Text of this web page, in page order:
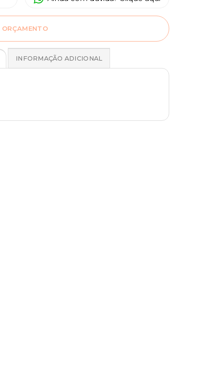
ORÇAMENTO
INFORMAÇÃO ADICIONAL